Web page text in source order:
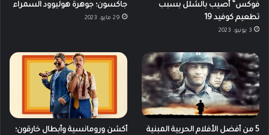
فوكس” أصيب بالشلل بسبب
تطعيم كوفيد 19
3 يونيو، 2023
جاكسون؛ جوهرة هوليوود السمراء
29 مايو، 2023
5 من أفضل الأفلام الحربية المبنية
أكشن ورومانسية وأبطال خارقون؛